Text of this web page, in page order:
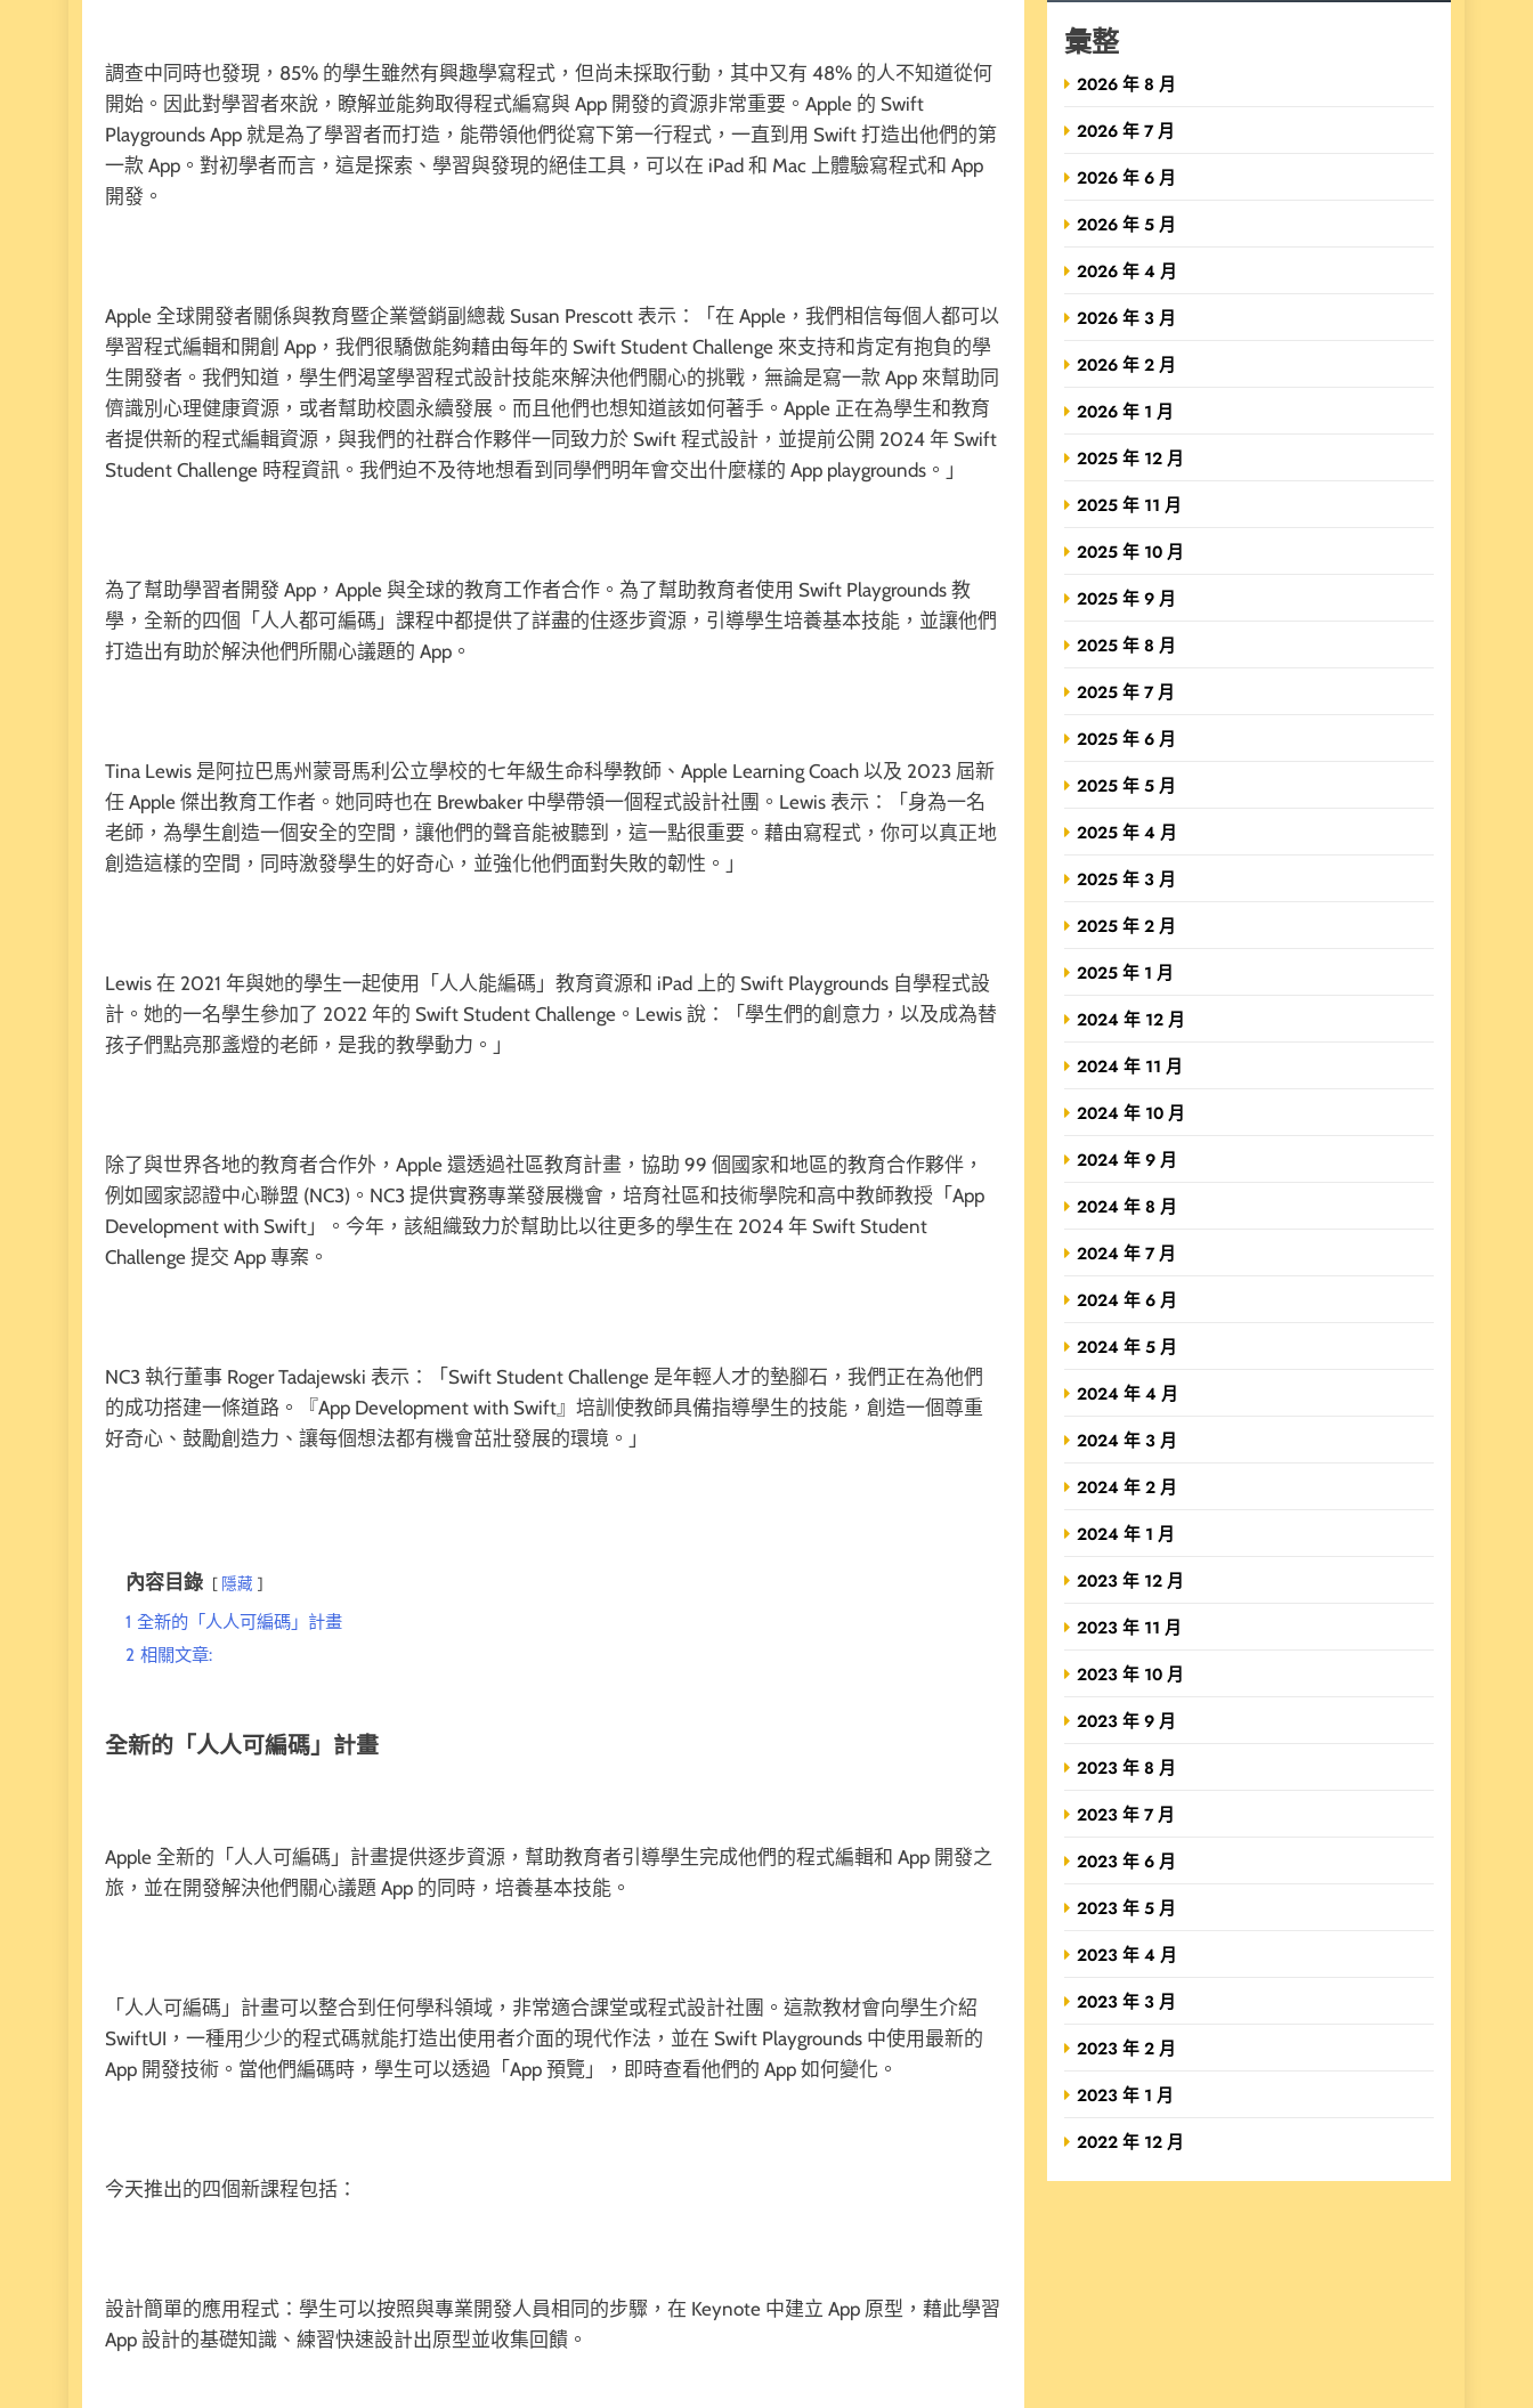
調查中同時也發現，85% 的學生雖然有興趣學寫程式，但尚未採取行動，其中又有 48% 的人不知道從何
開始。因此對學習者來說，瞭解並能夠取得程式編寫與 App 開發的資源非常重要。Apple 的 Swift
Playgrounds App 就是為了學習者而打造，能帶領他們從寫下第一行程式，一直到用 Swift 打造出他們的第
一款 App。對初學者而言，這是探索、學習與發現的絕佳工具，可以在 iPad 和 Mac 上體驗寫程式和 App
開發。
Apple 全球開發者關係與教育暨企業營銷副總裁 Susan Prescott 表示：「在 Apple，我們相信每個人都可以
學習程式編輯和開創 App，我們很驕傲能夠藉由每年的 Swift Student Challenge 來支持和肯定有抱負的學
生開發者。我們知道，學生們渴望學習程式設計技能來解決他們關心的挑戰，無論是寫一款 App 來幫助同
儕識別心理健康資源，或者幫助校園永續發展。而且他們也想知道該如何著手。Apple 正在為學生和教育
者提供新的程式編輯資源，與我們的社群合作夥伴一同致力於 Swift 程式設計，並提前公開 2024 年 Swift
Student Challenge 時程資訊。我們迫不及待地想看到同學們明年會交出什麼樣的 App playgrounds。」
為了幫助學習者開發 App，Apple 與全球的教育工作者合作。為了幫助教育者使用 Swift Playgrounds 教
學，全新的四個「人人都可編碼」課程中都提供了詳盡的住逐步資源，引導學生培養基本技能，並讓他們
打造出有助於解決他們所關心議題的 App。
Tina Lewis 是阿拉巴馬州蒙哥馬利公立學校的七年級生命科學教師、Apple Learning Coach 以及 2023 屆新
任 Apple 傑出教育工作者。她同時也在 Brewbaker 中學帶領一個程式設計社團。Lewis 表示：「身為一名
老師，為學生創造一個安全的空間，讓他們的聲音能被聽到，這一點很重要。藉由寫程式，你可以真正地
創造這樣的空間，同時激發學生的好奇心，並強化他們面對失敗的韌性。」
Lewis 在 2021 年與她的學生一起使用「人人能編碼」教育資源和 iPad 上的 Swift Playgrounds 自學程式設
計。她的一名學生參加了 2022 年的 Swift Student Challenge。Lewis 說：「學生們的創意力，以及成為替
孩子們點亮那盞燈的老師，是我的教學動力。」
除了與世界各地的教育者合作外，Apple 還透過社區教育計畫，協助 99 個國家和地區的教育合作夥伴，
例如國家認證中心聯盟 (NC3)。NC3 提供實務專業發展機會，培育社區和技術學院和高中教師教授「App
Development with Swift」。今年，該組織致力於幫助比以往更多的學生在 2024 年 Swift Student
Challenge 提交 App 專案。
NC3 執行董事 Roger Tadajewski 表示：「Swift Student Challenge 是年輕人才的墊腳石，我們正在為他們
的成功搭建一條道路。『App Development with Swift』培訓使教師具備指導學生的技能，創造一個尊重
好奇心、鼓勵創造力、讓每個想法都有機會茁壯發展的環境。」
內容目錄 隱藏
1 全新的「人人可編碼」計畫
2 相關文章:
全新的「人人可編碼」計畫
Apple 全新的「人人可編碼」計畫提供逐步資源，幫助教育者引導學生完成他們的程式編輯和 App 開發之
旅，並在開發解決他們關心議題 App 的同時，培養基本技能。
「人人可編碼」計畫可以整合到任何學科領域，非常適合課堂或程式設計社團。這款教材會向學生介紹
SwiftUI，一種用少少的程式碼就能打造出使用者介面的現代作法，並在 Swift Playgrounds 中使用最新的
App 開發技術。當他們編碼時，學生可以透過「App 預覽」，即時查看他們的 App 如何變化。
今天推出的四個新課程包括：
設計簡單的應用程式：學生可以按照與專業開發人員相同的步驟，在 Keynote 中建立 App 原型，藉此學習
App 設計的基礎知識、練習快速設計出原型並收集回饋。
彙整
2026 年 8 月
2026 年 7 月
2026 年 6 月
2026 年 5 月
2026 年 4 月
2026 年 3 月
2026 年 2 月
2026 年 1 月
2025 年 12 月
2025 年 11 月
2025 年 10 月
2025 年 9 月
2025 年 8 月
2025 年 7 月
2025 年 6 月
2025 年 5 月
2025 年 4 月
2025 年 3 月
2025 年 2 月
2025 年 1 月
2024 年 12 月
2024 年 11 月
2024 年 10 月
2024 年 9 月
2024 年 8 月
2024 年 7 月
2024 年 6 月
2024 年 5 月
2024 年 4 月
2024 年 3 月
2024 年 2 月
2024 年 1 月
2023 年 12 月
2023 年 11 月
2023 年 10 月
2023 年 9 月
2023 年 8 月
2023 年 7 月
2023 年 6 月
2023 年 5 月
2023 年 4 月
2023 年 3 月
2023 年 2 月
2023 年 1 月
2022 年 12 月